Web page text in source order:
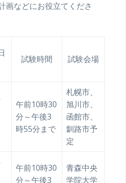
画などにお役立てくださ
試験時間 試験会場
午前10時30
分～午後3
時55分まで
札幌市、
旭川市、
函館市、
釧路市予
定
午前10時30
分～午後3
青森中央
学院大学